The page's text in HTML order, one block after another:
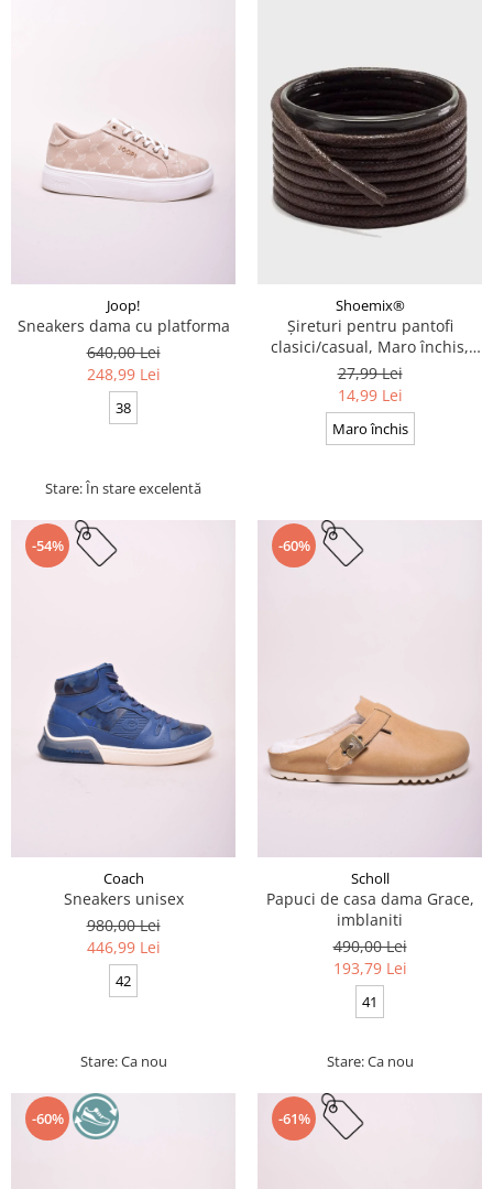
Joop!
Sneakers dama cu platforma
640,00 Lei
248,99 Lei
38
Stare: În stare excelentă
Shoemix®
Șireturi pentru pantofi
clasici/casual, Maro închis,
Cerate, Calitate premium, 110
cm x 0.3 cm
27,99 Lei
14,99 Lei
Maro închis
-54%
Coach
Sneakers unisex
980,00 Lei
446,99 Lei
42
Stare: Ca nou
-60%
Scholl
Papuci de casa dama Grace,
imblaniti
490,00 Lei
193,79 Lei
41
Stare: Ca nou
-60% -61%